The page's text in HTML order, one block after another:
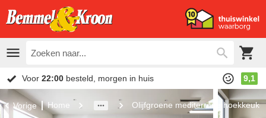
Voor 22:00 besteld, morgen in huis 9,1
Vorige Home Olijfgroene mediterrane